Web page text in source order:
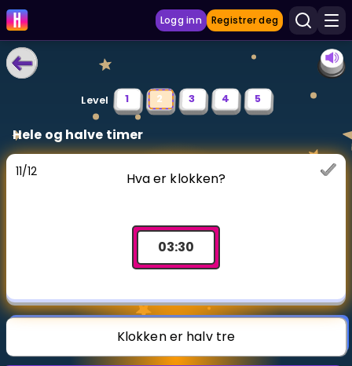
Logg inn Registrer deg
LÆRINGSVERKTØY
Læreplan
Gangetabellen
Junior Matte
Level 1 2 3 4 5
Hele og halve timer
11/12 Hva er klokken?
03:30
Klokken er halv tre